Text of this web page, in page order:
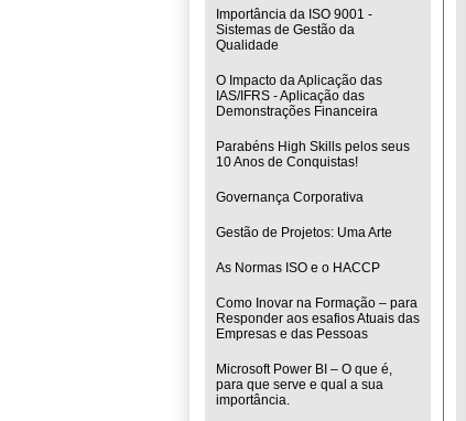
Importância da ISO 9001 -
Sistemas de Gestão da
Qualidade
O Impacto da Aplicação das
IAS/IFRS - Aplicação das
Demonstrações Financeira
Parabéns High Skills pelos seus
10 Anos de Conquistas!
Governança Corporativa
Gestão de Projetos: Uma Arte
As Normas ISO e o HACCP
Como Inovar na Formação – para
Responder aos esafios Atuais das
Empresas e das Pessoas
Microsoft Power BI – O que é,
para que serve e qual a sua
importância.